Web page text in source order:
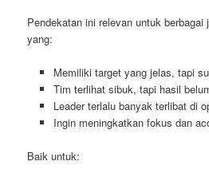
Pendekatan ini relevan untuk
yang:
Memiliki target yang jelas, tapi
Tim terlihat sibuk, tapi hasil
Leader terlalu banyak terlibat di
Ingin meningkatkan fokus dan
Baik untuk: